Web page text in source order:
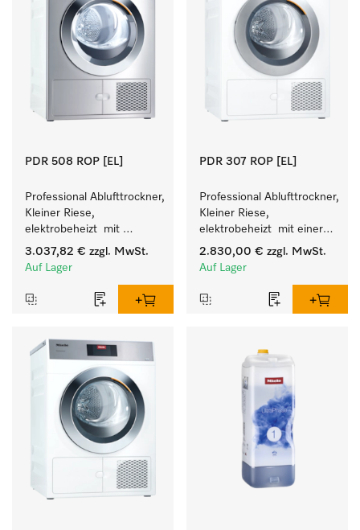
PDR 508 ROP [EL]
Professional Ablufttrockner,
Kleiner Riese,
elektrobeheizt  mit
besonders kurzen
Programmlaufzeiten.
3.037,82 € zzgl. MwSt.
Auf Lager
PDR 307 ROP [EL]
Professional Ablufttrockner,
Kleiner Riese,
elektrobeheizt  mit einer
kürzesten Laufzeit von
37 min für einen hohen
2.830,00 € zzgl. MwSt.
Auf Lager